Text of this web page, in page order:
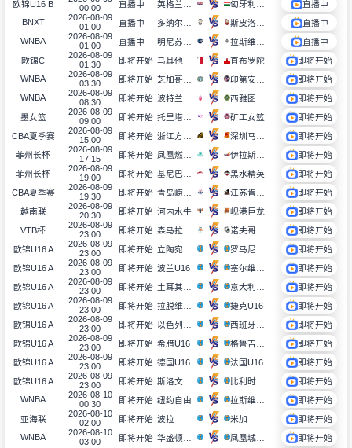
欧锦U16 B
00:00
直播中
直播中
BNXT
2026-08-09
01:00
直播中
直播中
WNBA
2026-08-09
01:00
直播中
直播中
欧锦C
2026-08-09
01:30
即将开始 马耳他 直布罗陀
即将开始
WNBA
2026-08-09
03:30
即将开始 芝加哥天空
即将开始
WNBA
2026-08-09
08:30
即将开始
即将开始
墨女篮
2026-08-09
09:00
即将开始 托里塔斯女篮 矿工女篮
即将开始
CBA夏季赛
2026-08-09
15:00
即将开始
即将开始
菲州长杯
2026-08-09
17:15
即将开始 凤凰燃料大师
即将开始
菲州长杯
2026-08-09
19:00
即将开始 黑水精英
即将开始
CBA夏季赛
2026-08-09
19:30
即将开始 青岛崂山啤酒
即将开始
越南联
2026-08-09
20:30
即将开始 河内水牛 岘港巨龙
即将开始
VTB杯
2026-08-09
23:00
即将开始 森马拉
即将开始
欧锦U16 A
2026-08-09
23:00
即将开始
即将开始
欧锦U16 A
2026-08-09
23:00
即将开始 波兰U16
即将开始
欧锦U16 A
2026-08-09
23:00
即将开始 土耳其U16
即将开始
欧锦U16 A
2026-08-09
23:00
即将开始 捷克U16
即将开始
欧锦U16 A
2026-08-09
23:00
即将开始
即将开始
欧锦U16 A
2026-08-09
23:00
即将开始 希腊U16
即将开始
欧锦U16 A
2026-08-09
23:00
即将开始 德国U16 法国U16
即将开始
欧锦U16 A
2026-08-09
23:00
即将开始 斯洛文尼亚U16
即将开始
WNBA
2026-08-10
00:30
即将开始 纽约自由
即将开始
亚海联
2026-08-10
02:00
即将开始 波拉 米加
即将开始
WNBA
2026-08-10
03:00
即将开始 华盛顿神秘人
即将开始